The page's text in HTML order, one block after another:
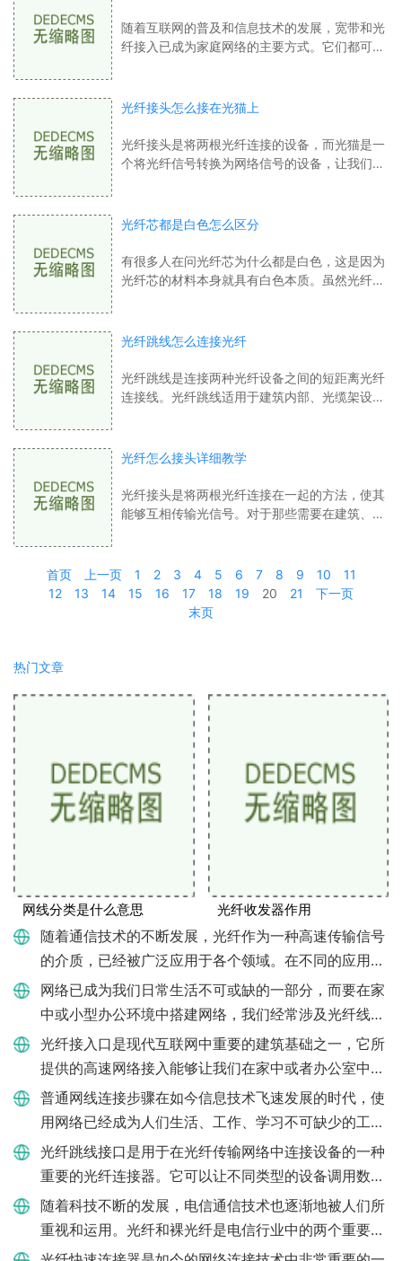
随着互联网的普及和信息技术的发展，宽带和光
纤接入已成为家庭网络的主要方式。它们都可以
光纤接头怎么接在光猫上
光纤接头是将两根光纤连接的设备，而光猫是一
个将光纤信号转换为网络信号的设备，让我们能
光纤芯都是白色怎么区分
有很多人在问光纤芯为什么都是白色，这是因为
光纤芯的材料本身就具有白色本质。虽然光纤芯
光纤跳线怎么连接光纤
光纤跳线是连接两种光纤设备之间的短距离光纤
连接线。光纤跳线适用于建筑内部、光缆架设、
光纤怎么接头详细教学
光纤接头是将两根光纤连接在一起的方法，使其
能够互相传输光信号。对于那些需要在建筑、制
首页
上一页 1 2 3 4 5 6 7 8 9 10
11
12
13 14 15 16 17 18 19 20 21
下一页
末页
热门文章
网线分类是什么意思 光纤收发器作用
随着通信技术的不断发展，光纤作为一种高速传输信号
的介质，已经被广泛应用于各个领域。在不同的应用场
景中，选择适合的光纤类型显得尤为重要。在光纤领域
中，我们通常将光纤
网络已成为我们日常生活不可或缺的一部分，而要在家
中或小型办公环境中搭建网络，我们经常涉及光纤线和
网线的接口，本文将分别探讨光纤线和网线的连接方
法。光纤线连接方式
光纤接入口是现代互联网中重要的建筑基础之一，它所
提供的高速网络接入能够让我们在家中或者办公室中享
受到更稳定、更高速的网络连接。那么光纤接入口究竟
是如何接的呢？光纤
普通网线连接步骤在如今信息技术飞速发展的时代，使
用网络已经成为人们生活、工作、学习不可缺少的工
具。而网络连接，需要使用到各式各样的电缆，其中最
常见的莫过于普通网线
光纤跳线接口是用于在光纤传输网络中连接设备的一种
重要的光纤连接器。它可以让不同类型的设备调用数据
和信号，从而在光纤网络中实现高效的数据传输。光纤
跳线接口也是应用于
随着科技不断的发展，电信通信技术也逐渐地被人们所
重视和运用。光纤和裸光纤是电信行业中的两个重要概
念。两者都是将信息通过光信号的形式传输，但是它们